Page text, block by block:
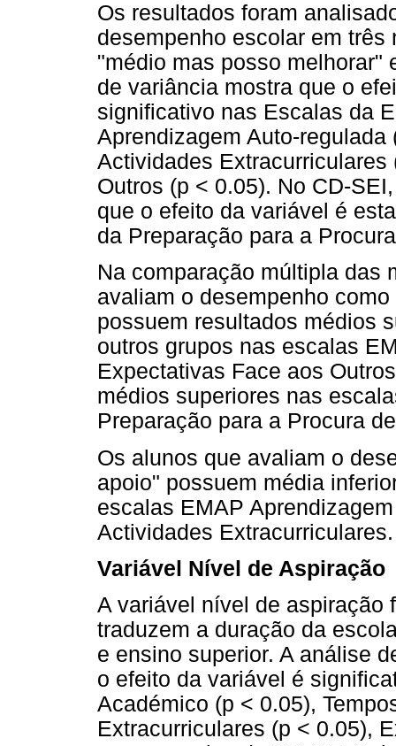
Os resultados foram
desempenho escolar em
"médio mas posso melhorar"
de variância mostra que o
significativo nas Escalas da
Aprendizagem Auto-
Actividades
Outros (p < 0.05). No CD-
que o efeito da variável é
da Preparação para a
Na comparação múltipla das
avaliam o desempenho
possuem resultados médios
outros grupos nas escalas
Expectativas Face aos
médios superiores nas
Preparação para a Procura
Os alunos que avaliam o
apoio" possuem média
escalas EMAP
Actividades Extracurriculares.
Variável Nível de Aspiração
A variável nível de aspiração
traduzem a duração da
e ensino superior. A análise
o efeito da variável é
Académico (p < 0.05),
Extracurriculares (p < 0.05),